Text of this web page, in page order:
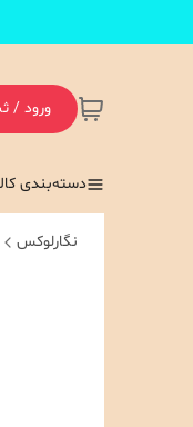
ورود /
دسته‌بندی
نگارلوکس